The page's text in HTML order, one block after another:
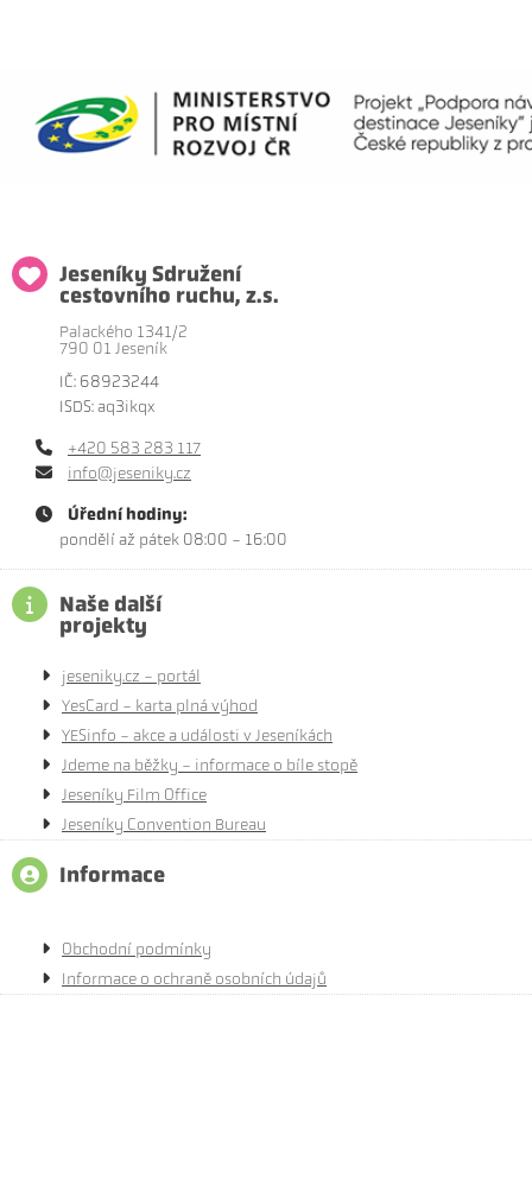
Jeseníky Sdružení
cestovního ruchu, z.s.
Palackého 1341/2
790 01 Jeseník
IČ: 68923244
ISDS: aq3ikqx
+420 583 283 117
info@jeseniky.cz
Úřední hodiny:
pondělí až pátek 08:00 - 16:00
Naše další
projekty
jeseniky.cz - portál
YesCard - karta plná výhod
YESinfo - akce a události v Jeseníkách
Jdeme na běžky - informace o bíle stopě
Jeseníky Film Office
Jeseníky Convention Bureau
Informace
Obchodní podmínky
Informace o ochraně osobních údajů